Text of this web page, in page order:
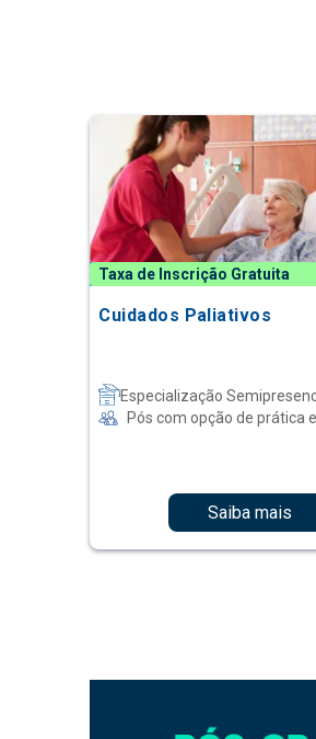
Taxa de Inscrição Gratuita
Cuidados Paliativos
Especialização
Pós com opção de prática
Saiba mais